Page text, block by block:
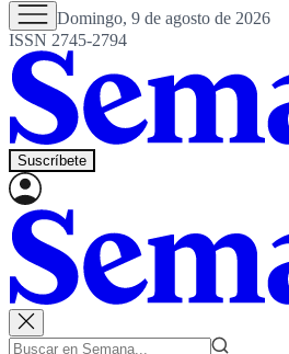
Domingo, 9 de agosto de 2026
ISSN 2745-2794
Suscríbete